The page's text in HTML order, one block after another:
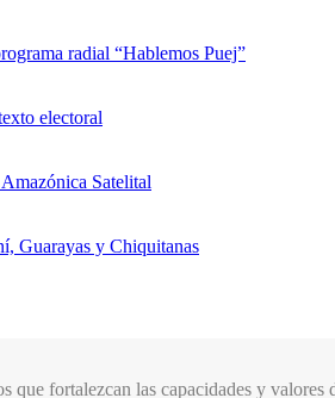
radial “Hablemos Puej”
electoral
Satelital
Guarayas y Chiquitanas
que fortalezcan las capacidades y